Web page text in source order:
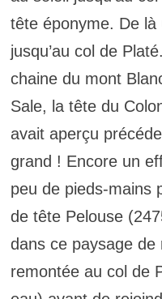
tête éponyme. De
jusqu’au col de
chaine du mont
Sale, la tête du
avait aperçu
grand ! Encore un
peu de pieds-mains
de tête Pelouse
dans ce paysage
remontée au col de